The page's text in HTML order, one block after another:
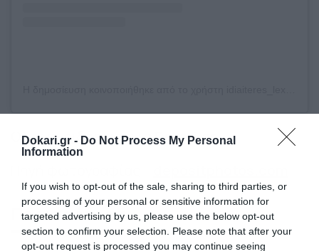
Dokari.gr - Do Not Process My Personal
Information
If you wish to opt-out of the sale, sharing to third parties, or
processing of your personal or sensitive information for
targeted advertising by us, please use the below opt-out
section to confirm your selection. Please note that after your
opt-out request is processed you may continue seeing
Ολες οιειδήσειςστοDokari.gr.
Περισσότερα